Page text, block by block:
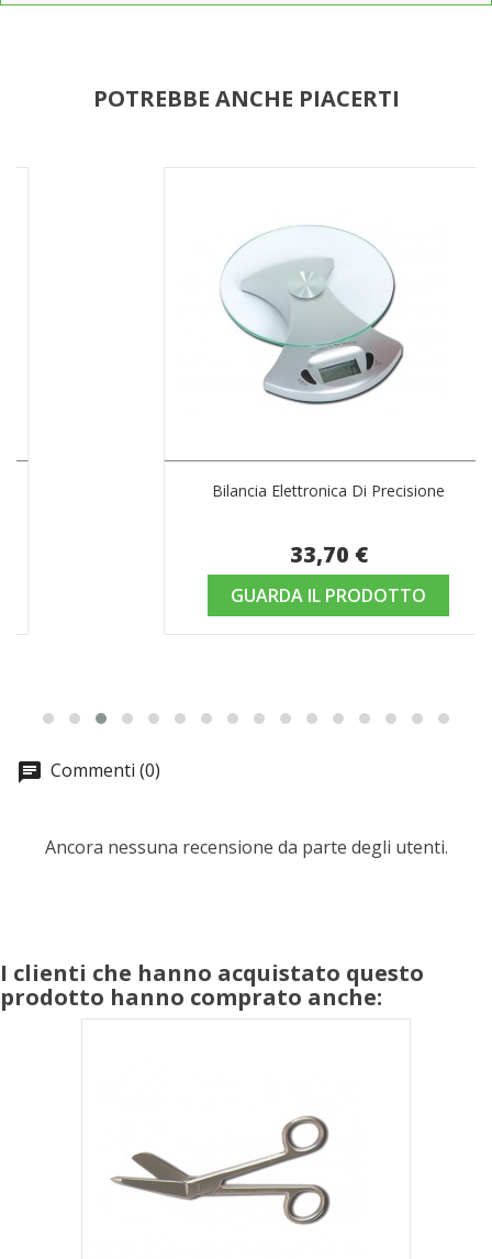
POTREBBE ANCHE PIACERTI
Bilancia Elettronica Di Precisione
GUARDA IL PRODOTTO
Commenti (0)
Ancora nessuna recensione da parte degli utenti.
I clienti che hanno acquistato questo
prodotto hanno comprato anche: